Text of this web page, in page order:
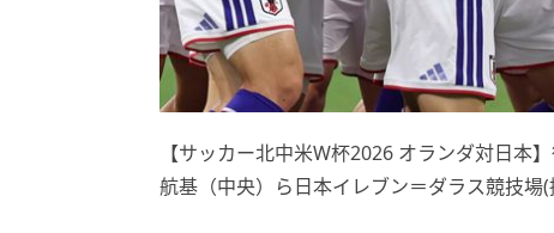
【サッカー北中米W杯2026 オランダ対日本
航基（中央）ら日本イレブン＝ダラス競技場